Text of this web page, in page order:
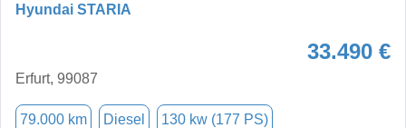
Hyundai STARIA
33.490 €
Erfurt, 99087
79.000 km Diesel 130 kw (177 PS)